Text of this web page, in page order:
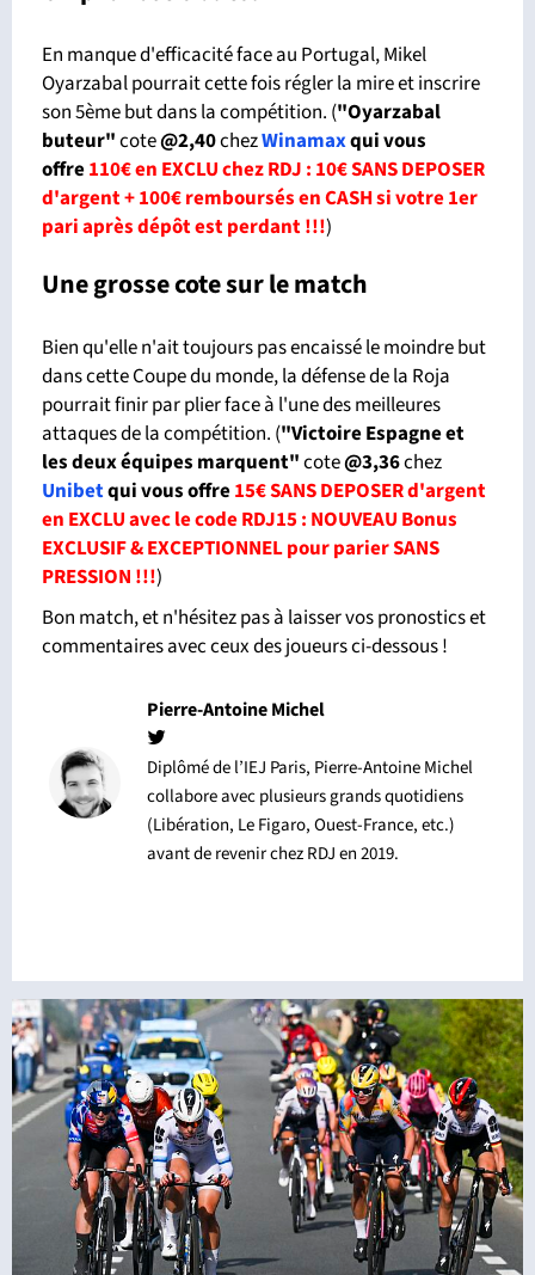
En manque d'efficacité face au Portugal, Mikel
Oyarzabal pourrait cette fois régler la mire et inscrire
son 5ème but dans la compétition. ("Oyarzabal
buteur"cote@2,40chezWinamaxqui vous
offre110€ en EXCLU chez RDJ : 10€ SANS DEPOSER
d'argent + 100€ remboursés en CASH si votre 1er
pari après dépôt est perdant !!!)
Une grosse cote sur le match
Bien qu'elle n'ait toujours pas encaissé le moindre but
dans cette Coupe du monde, la défense de la Roja
pourrait finir par plier face à l'une des meilleures
attaques de la compétition. ("Victoire Espagne et
les deux équipes marquent"cote@3,36chez
Unibetqui vous offre15€ SANS DEPOSER d'argent
en EXCLU avec le code RDJ15 : NOUVEAU Bonus
EXCLUSIF & EXCEPTIONNEL pour parier SANS
PRESSION !!!)
Bon match, et n'hésitez pas à laisser vos pronostics et
commentaires avec ceux des joueurs ci-dessous !
Pierre-Antoine Michel
Diplômé de l’IEJ Paris, Pierre-Antoine Michel
collabore avec plusieurs grands quotidiens
(Libération, Le Figaro, Ouest-France, etc.)
avant de revenir chez RDJ en 2019.